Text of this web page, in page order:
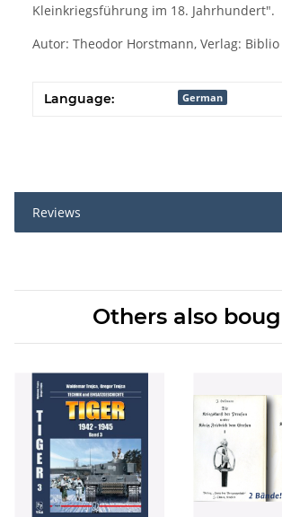
Kleinkriegsführung im 18. Jahrhundert".
Autor: Theodor Horstmann, Verlag: Biblio
Language: German
Reviews
Others also